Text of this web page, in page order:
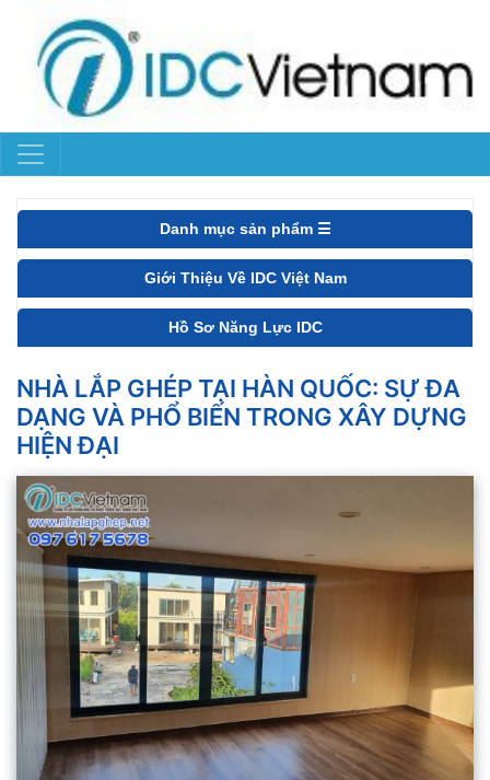
Danh mục sản phẩm ☰
Giới Thiệu Về IDC Việt Nam
Hồ Sơ Năng Lực IDC
NHÀ LẮP GHÉP TẠI HÀN QUỐC: SỰ ĐA
DẠNG VÀ PHỔ BIẾN TRONG XÂY DỰNG
HIỆN ĐẠI